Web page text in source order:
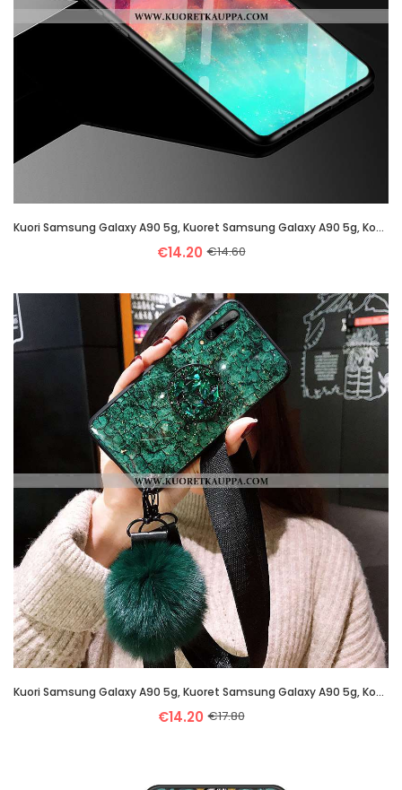
Kuori Samsung Galaxy A90 5g, Kuoret Samsung Galaxy A90 5g, Kotelo Samsung Galaxy A90 5g Persoonallis
€14.20 €14.60
Kuori Samsung Galaxy A90 5g, Kuoret Samsung Galaxy A90 5g, Kotelo Samsung Galaxy A90 5g Suojaus Ripu
€14.20 €17.80